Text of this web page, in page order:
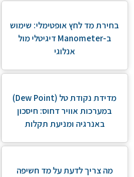
בחירת מד לחץ אופטימלי: שימוש
ב-Manometer דיגיטלי מול
אנלוגי
מדידת נקודת טל (Dew Point)
במערכות אוויר דחוס: חיסכון
באנרגיה ומניעת תקלות
מה צריך לדעת על מד חשיפה